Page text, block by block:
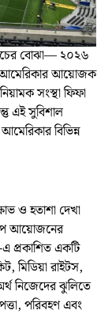
বোঝা— ২০২৬
আমেরিকার আয়োজক
সংস্থা ফিফা
এই সুবিশাল
বিভিন্ন
ও হতাশা দেখা
আয়োজনের
এ প্রকাশিত একটি
মিডিয়া রাইটস,
নিজেদের ঝুলিতে
পরিবহণ এবং